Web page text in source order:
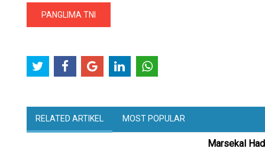
PANGLIMA TNI
RELATED ARTIKEL MOST POPULAR
Marsekal